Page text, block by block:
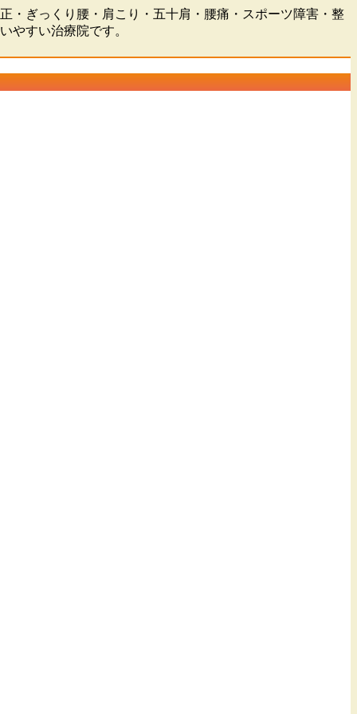
・ぎっくり腰・肩こり・五十肩・腰痛・スポーツ障害・整
やすい治療院です。